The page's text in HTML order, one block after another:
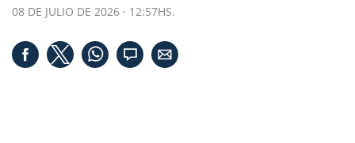
08 DE JULIO DE 2026 · 12:57HS.